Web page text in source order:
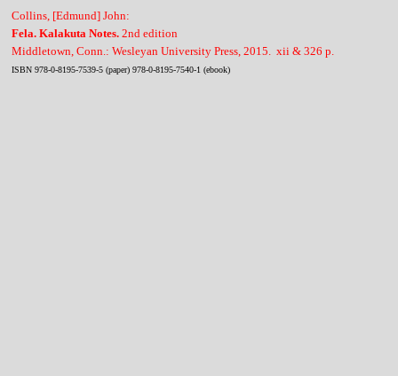
Collins, [Edmund] John:
Fela. Kalakuta Notes.2nd edition
Middletown, Conn.: Wesleyan University Press, 2015. xii & 326 p.
ISBN 978-0-8195-7539-5 (paper) 978-0-8195-7540-1 (ebook)